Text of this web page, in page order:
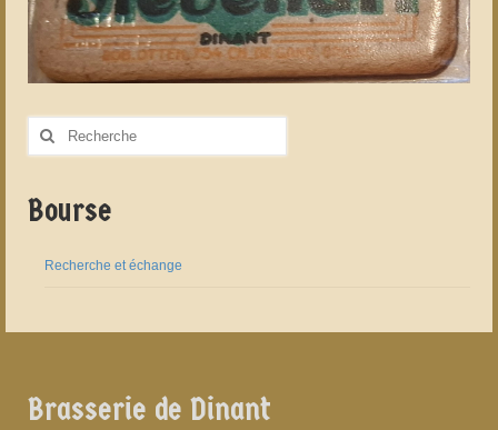
Rechercher
Bourse
Recherche et échange
Brasserie de Dinant